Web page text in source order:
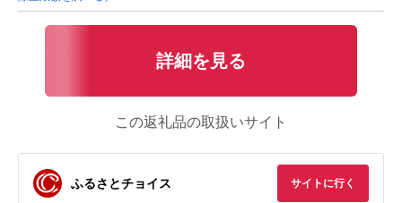
詳細を見る
この返礼品の取扱いサイト
ふるさとチョイス サイトに行く